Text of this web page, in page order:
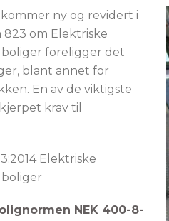
kommer ny og revidert i
823 om Elektriske
boliger foreligger det
blant annet for
En av de viktigste
krav til
Elektriske
boliger
NEK 400-8-